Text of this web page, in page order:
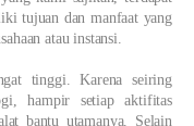
tujuan dan manfaat yang
atau instansi.
tinggi. Karena seiring
hampir setiap aktifitas
bantu utamanya. Selain